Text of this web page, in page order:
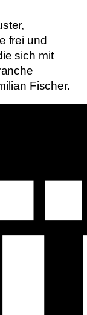
frei und
sich mit
Fischer.